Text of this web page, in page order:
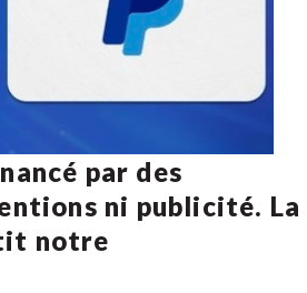
par des
ni publicité. La
notre